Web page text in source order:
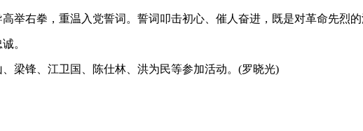
举右拳，重温入党誓词。誓词叩击初心、催人奋进，既是对革命先烈
。
梁锋、江卫国、陈仕林、洪为民等参加活动。 (罗晓光)